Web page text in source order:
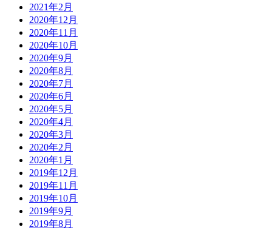
2021年2月
2020年12月
2020年11月
2020年10月
2020年9月
2020年8月
2020年7月
2020年6月
2020年5月
2020年4月
2020年3月
2020年2月
2020年1月
2019年12月
2019年11月
2019年10月
2019年9月
2019年8月